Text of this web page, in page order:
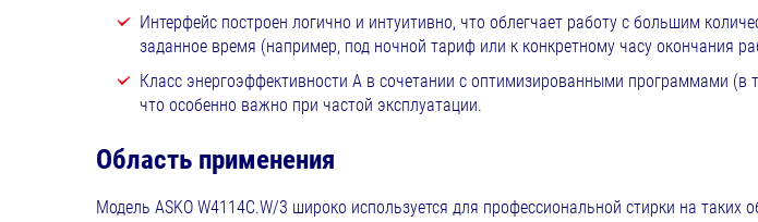
Интерфейс построен логично и интуитивно, что облегчает работу с большим
заданное время (например, под ночной тариф или к конкретному часу окончания
Класс энергоэффективности A в сочетании с оптимизированными программами
что особенно важно при частой эксплуатации.
Область применения
Модель ASKO W4114C.W/3 широко используется для профессиональной стирки на таких